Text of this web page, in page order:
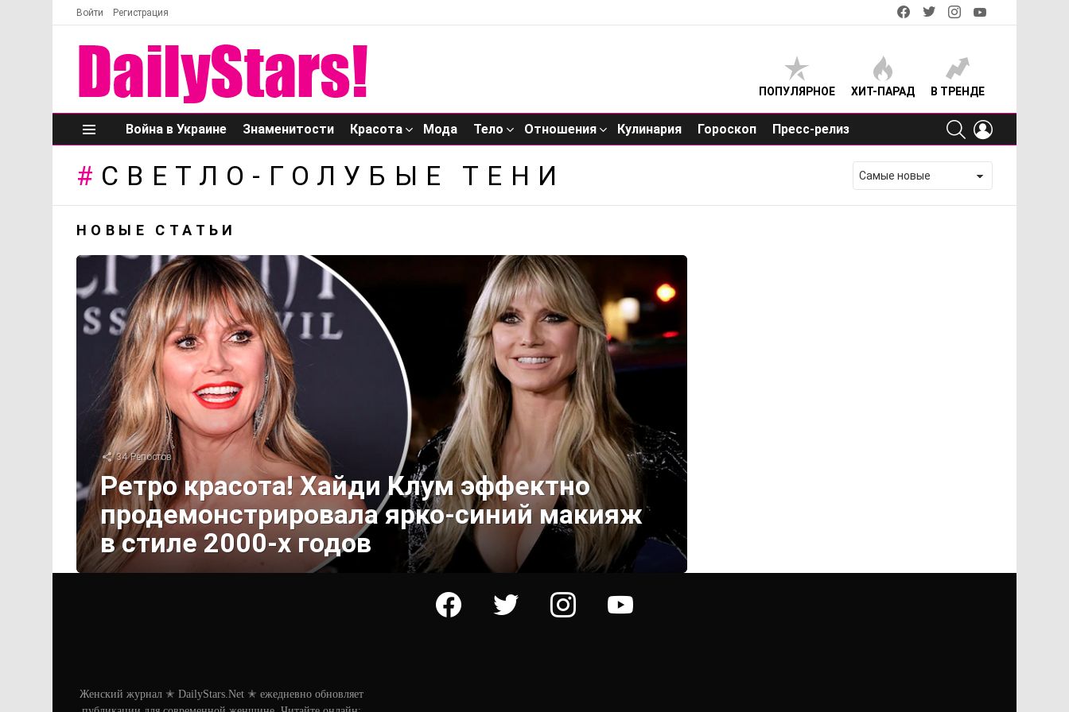
Войти Регистрация
facebooktwitterinstagram
ПОПУЛЯРНОЕ ХИТ-ПАРАД В ТРЕНДЕ
Меню
Война в Украине Знаменитости Красота Мода Тело Отношения Кулинария Гороскоп Пресс-релиз
SEARCH
СВЕТЛО-ГОЛУБЫЕ ТЕНИ
НОВЫЕ СТАТЬИ
34 Репостов
Ретро красота! Хайди Клум эффектно
продемонстрировала ярко-синий макияж
в стиле 2000-х годов
facebook twitter instagram youtube
Женский журнал ✭ DailyStars.Net ✭ ежедневно обновляет